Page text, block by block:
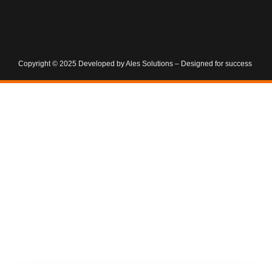
Copyright © 2025 Developed by Ales Solutions – Designed for success